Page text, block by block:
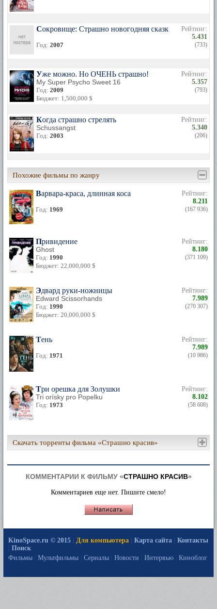
Сокровище: Страшно новогодняя сказка
Год: 2007
Рейтинг:
5.431
(733)
Уже можно. Но ОЧЕНЬ страшно!
My Super Psycho Sweet 16
Год: 2009
Бюджет: 1,500,000 $
Рейтинг:
5.357
(793)
Когда страшно стрелять
Schussangst
Год: 2003
Рейтинг:
5.340
(206)
Похожие фильмы по жанру
Варвара-краса, длинная коса
Год: 1969
Рейтинг:
8.211
(167 936)
Привидение
Ghost
Год: 1990
Бюджет: 22,000,000 $
Рейтинг:
8.180
(371 109)
Эдвард руки-ножницы
Edward Scissorhands
Год: 1990
Бюджет: 20,000,000 $
Рейтинг:
7.989
(270 307)
Тень
Год: 1971
Рейтинг:
7.989
(10 986)
Три орешка для Золушки
Tri orísky pro Popelku
Год: 1973
Рейтинг:
8.102
(58 608)
Скачать торренты фильма «Страшно красив»
КОММЕНТАРИИ К ФИЛЬМУ «СТРАШНО КРАСИВ»
Комментариев еще нет. Пишите смело!
KinoSpace.ru © 2015 | Для компьютера | Карта сайта | Контакты
| Поиск
Фильмы
Мультфильмы Сериалы Новости Интервью Киноблог